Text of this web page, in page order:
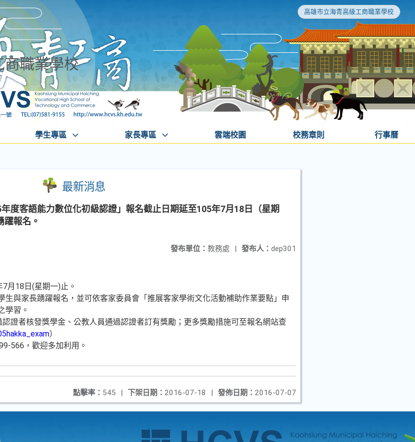
高雄市立海青高級工商職業學校
商職業學校
學生專區 家長專區 雲端校園 校務章則 行事曆
最新消息
度客語能力數位化初級認證」報名截止日期延至105年7月18日（星期
躍報名。
發布人： dep301
發布單位： 教務處 |
月18日(星期一)止。
生與家長踴躍報名，並可依客家委員會「推展客家學術文化活動補助作業要點」申
學習。
證者核發獎學金、公教人員通過認證者訂有獎勵；更多獎勵措施可至報名網站查
）
566，歡迎多加利用。
發佈日期： 2016-07-07
下架日期： 2016-07-18 |
點擊率： 545 |